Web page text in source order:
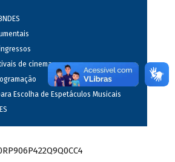
de cinema
Escolha de Espetáculos Musicais